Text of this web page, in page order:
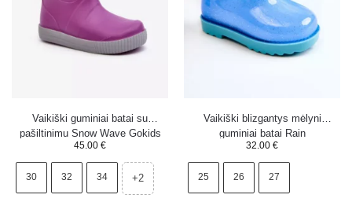
Vaikiški guminiai batai su
pašiltinimu Snow Wave Gokids
981 violetiniai
45.00 €
30 32 34 +2
Vaikiški blizgantys mėlyni
guminiai batai Rain
32.00 €
25 26 27